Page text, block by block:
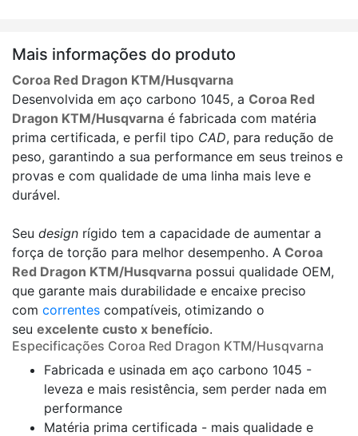
Mais informações do produto
Coroa Red Dragon KTM/Husqvarna
Desenvolvida em aço carbono 1045, a Coroa Red
Dragon KTM/Husqvarna é fabricada com matéria
prima certificada, e perfil tipo CAD, para redução de
peso, garantindo a sua performance em seus treinos e
provas e com qualidade de uma linha mais leve e
durável.
Seu design rígido tem a capacidade de aumentar a
força de torção para melhor desempenho. A Coroa
Red Dragon KTM/Husqvarna possui qualidade OEM,
que garante mais durabilidade e encaixe preciso
com correntes compatíveis, otimizando o
seu excelente custo x benefício.
Especificações Coroa Red Dragon KTM/Husqvarna
Fabricada e usinada em aço carbono 1045 -
leveza e mais resistência, sem perder nada em
performance
Matéria prima certificada - mais qualidade e